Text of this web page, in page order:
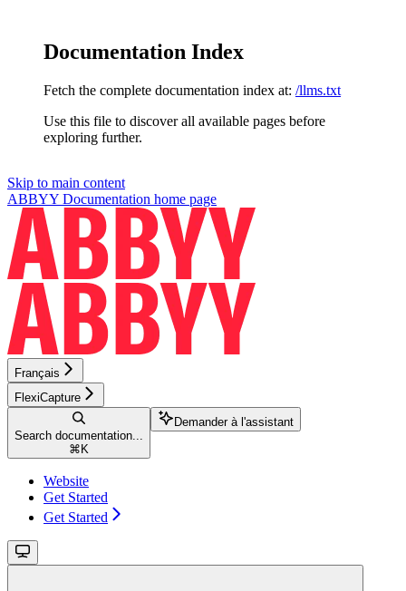
Documentation Index
Fetch the complete documentation index at: /llms.txt
Use this file to discover all available pages before
exploring further.
Skip to main content
ABBYY Documentation home page
Français
FlexiCapture
Search documentation...
⌘ K
Demander à l'assistant
Website
Get Started
Get Started